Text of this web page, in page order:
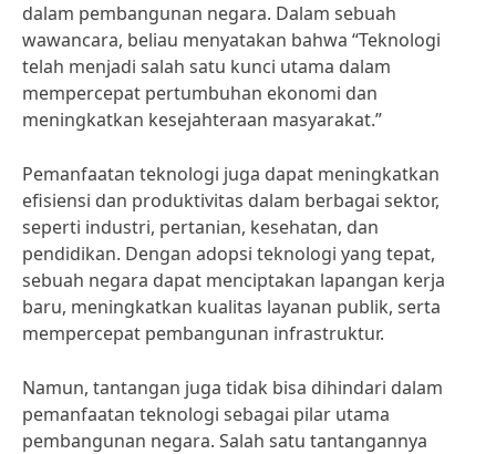
dalam pembangunan negara. Dalam sebuah
wawancara, beliau menyatakan bahwa “Teknologi
telah menjadi salah satu kunci utama dalam
mempercepat pertumbuhan ekonomi dan
meningkatkan kesejahteraan masyarakat.”
Pemanfaatan teknologi juga dapat meningkatkan
efisiensi dan produktivitas dalam berbagai sektor,
seperti industri, pertanian, kesehatan, dan
pendidikan. Dengan adopsi teknologi yang tepat,
sebuah negara dapat menciptakan lapangan kerja
baru, meningkatkan kualitas layanan publik, serta
mempercepat pembangunan infrastruktur.
Namun, tantangan juga tidak bisa dihindari dalam
pemanfaatan teknologi sebagai pilar utama
pembangunan negara. Salah satu tantangannya